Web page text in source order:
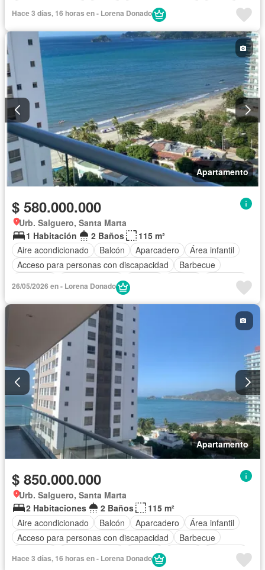
Seguridad privada
Hace 3 días, 16 horas en - Lorena Donado
Apartamento
$ 580.000.000
Urb. Salguero, Santa Marta
1 Habitación
2 Baños
115 m²
Aire acondicionado
Balcón Aparcadero
Área infantil
Acceso para personas con discapacidad
Barbecue
Cocina integral
Ascensor
Vista panorámica
Piscina Agua
26/05/2026 en - Lorena Donado
Apartamento
$ 850.000.000
Urb. Salguero, Santa Marta
2 Habitaciones
2 Baños
115 m²
Aire acondicionado
Balcón Aparcadero
Área infantil
Acceso para personas con discapacidad
Barbecue
Internet
Ascensor
Sauna
Hace 3 días, 16 horas en - Lorena Donado